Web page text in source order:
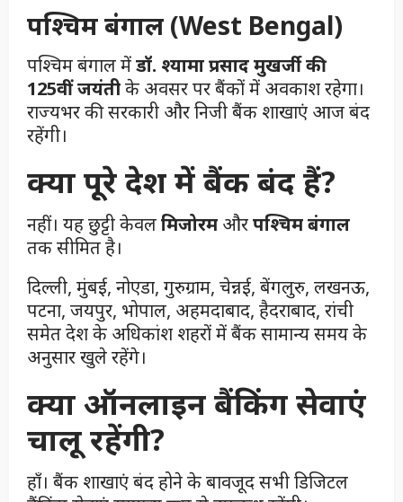
पश्चिम बंगाल (West Bengal)
पश्चिम बंगाल मेंडॉ. श्यामा प्रसाद मुखर्जी की
125वीं जयंतीके अवसर पर बैंकों में अवकाश रहेगा।
राज्यभर की सरकारी और निजी बैंक शाखाएं आज बंद
रहेंगी।
क्या पूरे देश में बैंक बंद हैं?
नहीं। यह छुट्टी केवलमिजोरम औरपश्चिम बंगाल
तक सीमित है।
दिल्ली, मुंबई, नोएडा, गुरुग्राम, चेन्नई, बेंगलुरु, लखनऊ,
पटना, जयपुर, भोपाल, अहमदाबाद, हैदराबाद, रांची
समेत देश के अधिकांश शहरों में बैंक सामान्य समय के
अनुसार खुले रहेंगे।
क्या ऑनलाइन बैंकिंग सेवाएं
चालू रहेंगी?
हाँ। बैंक शाखाएं बंद होने के बावजूद सभी डिजिटल